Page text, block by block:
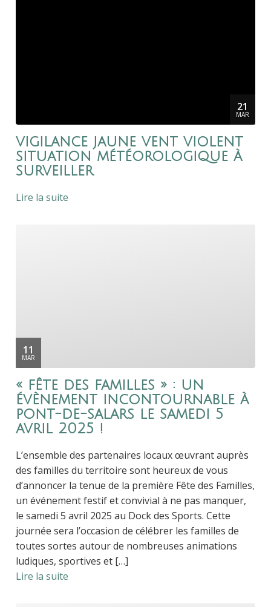
21
MAR
vigilance jaune vent violent
situation météorologique à
surveiller
Lire la suite
11
MAR
« fête des familles » : un
évènement incontournable à
pont-de-salars le samedi 5
avril 2025 !
L’ensemble des partenaires locaux œuvrant auprès
des familles du territoire sont heureux de vous
d’annoncer la tenue de la première Fête des Familles,
un événement festif et convivial à ne pas manquer,
le samedi 5 avril 2025 au Dock des Sports. Cette
journée sera l’occasion de célébrer les familles de
toutes sortes autour de nombreuses animations
ludiques, sportives et […]
Lire la suite